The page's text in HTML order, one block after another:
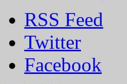
RSS Feed
Twitter
Facebook